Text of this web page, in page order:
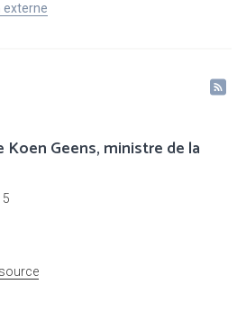
externe
Koen Geens, ministre de la